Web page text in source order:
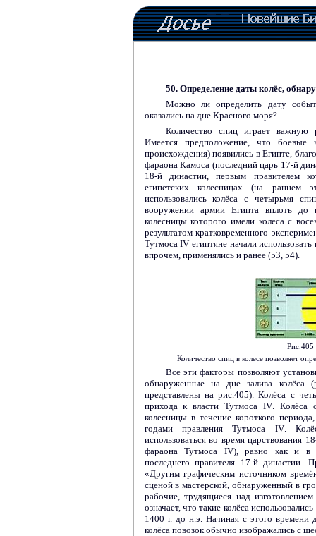
50. Определение даты колёс,
Можно ли определить дату
оказались на дне Красного моря?
Количество спиц играет важную
Имеется предположение, что боевые
происхождения) появились в Египте,
фараона Камоса (последний царь 17-й
18-й династии, первым правителем
египетских колесницах (на раннем
использовались колёса с четырьмя
вооружении армии Египта вплоть до
колесницы которого имели колеса с
результатом кратковременного
ТутмосаIV египтяне начали
впрочем, применялись и ранее (53, 54).
Рис.405
Количество спиц в колесе позволяет
Все эти факторы позволяют
обнаруженные на дне залива колёса
представлены на рис.405). Колёса с
прихода к власти ТутмосаIV. Колёса
колесницы в течение короткого
годами правления Тутмоса IV.
использоваться во время царствования
фараона Тутмоса IV), равно как и в
последнего правителя 17-й династии.
«Другим графическим источником
сценой в мастерской, обнаруженный в
рабочие, трудящиеся над
означает, что такие колёса
1400 г. до н.э. Начиная с этого времени
колёса повозок обычно изображались с